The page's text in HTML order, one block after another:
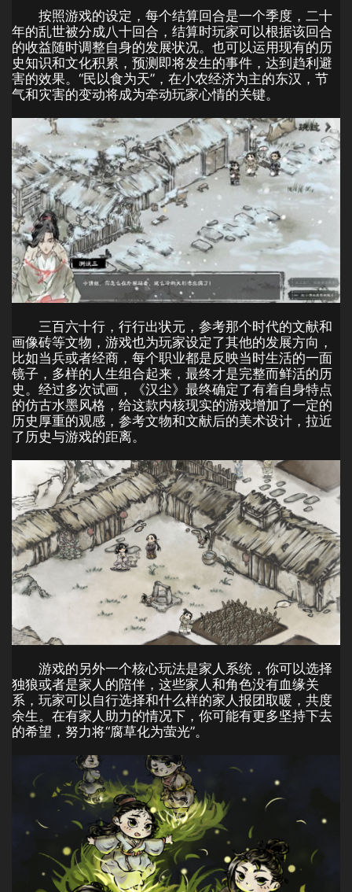
按照游戏的设定，每个结算回合是一个季度，二十
年的乱世被分成八十回合，结算时玩家可以根据该回合
的收益随时调整自身的发展状况。也可以运用现有的历
史知识和文化积累，预测即将发生的事件，达到趋利避
害的效果。“民以食为天”，在小农经济为主的东汉，节
气和灾害的变动将成为牵动玩家心情的关键。
三百六十行，行行出状元，参考那个时代的文献和
画像砖等文物，游戏也为玩家设定了其他的发展方向，
比如当兵或者经商，每个职业都是反映当时生活的一面
镜子，多样的人生组合起来，最终才是完整而鲜活的历
史。经过多次试画，《汉尘》最终确定了有着自身特点
的仿古水墨风格，给这款内核现实的游戏增加了一定的
历史厚重的观感，参考文物和文献后的美术设计，拉近
了历史与游戏的距离。
游戏的另外一个核心玩法是家人系统，你可以选择
独狼或者是家人的陪伴，这些家人和角色没有血缘关
系，玩家可以自行选择和什么样的家人报团取暖，共度
余生。在有家人助力的情况下，你可能有更多坚持下去
的希望，努力将“腐草化为萤光”。